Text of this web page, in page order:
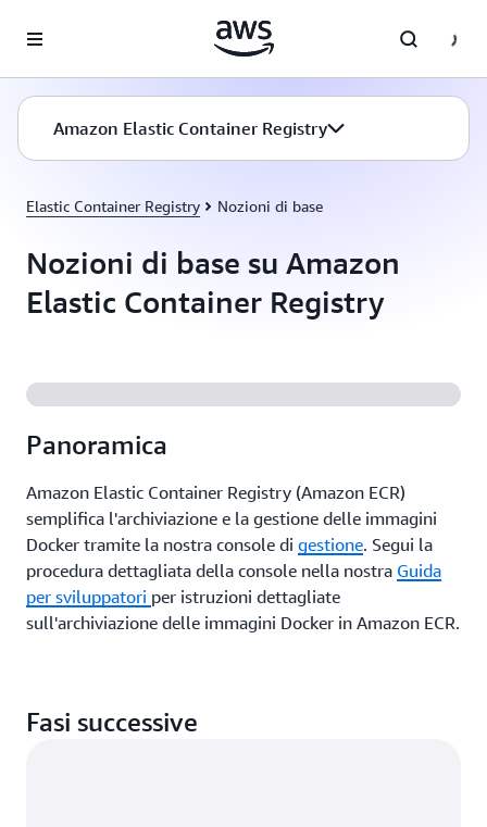
Amazon Elastic Container Registry
Elastic Container Registry Nozioni di base
Nozioni di base su Amazon
Elastic Container Registry
Panoramica
Amazon Elastic Container Registry (Amazon ECR)
semplifica l'archiviazione e la gestione delle immagini
Docker tramite la nostra console di gestione. Segui la
procedura dettagliata della console nella nostra Guida
per sviluppatori per istruzioni dettagliate
sull'archiviazione delle immagini Docker in Amazon ECR.
Fasi successive